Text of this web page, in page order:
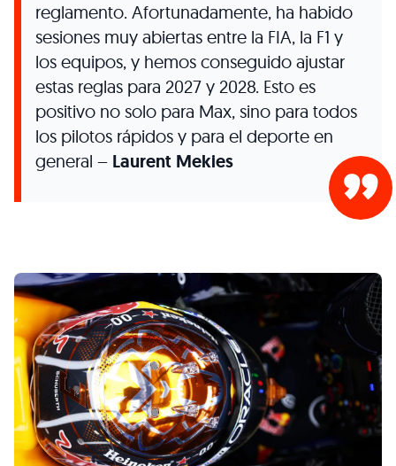
reglamento. Afortunadamente, ha habido
sesiones muy abiertas entre la FIA, la F1 y
los equipos, y hemos conseguido ajustar
estas reglas para 2027 y 2028. Esto es
positivo no solo para Max, sino para todos
los pilotos rápidos y para el deporte en
general – Laurent Mekies